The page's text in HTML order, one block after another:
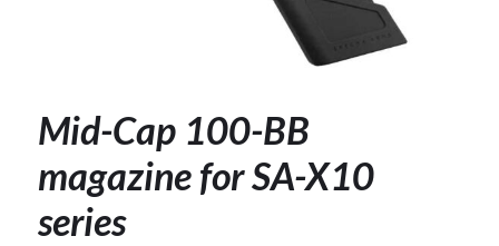
Mid-Cap 100-BB
magazine for SA-X10
series